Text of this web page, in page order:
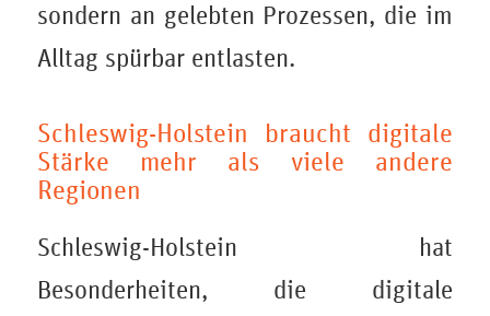
sondern an gelebten Prozessen, die im
Alltag spürbar entlasten.
Schleswig-Holstein braucht digitale
Stärke mehr als viele andere
Regionen
Schleswig-Holstein hat
Besonderheiten, die digitale